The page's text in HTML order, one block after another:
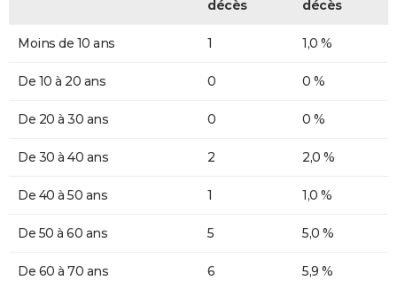
décès
décès
Moins de 10 ans 1 1,0 %
De 10 à 20 ans 0 0 %
De 20 à 30 ans 0 0 %
De 30 à 40 ans 2 2,0 %
De 40 à 50 ans 1 1,0 %
De 50 à 60 ans 5 5,0 %
De 60 à 70 ans 6 5,9 %